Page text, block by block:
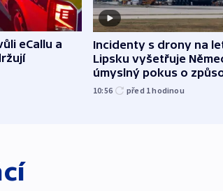
eCallu a
Incidenty s drony na
Lipsku vyšetřuje
úmyslný pokus o
exploze
10:56 před 1hodinou